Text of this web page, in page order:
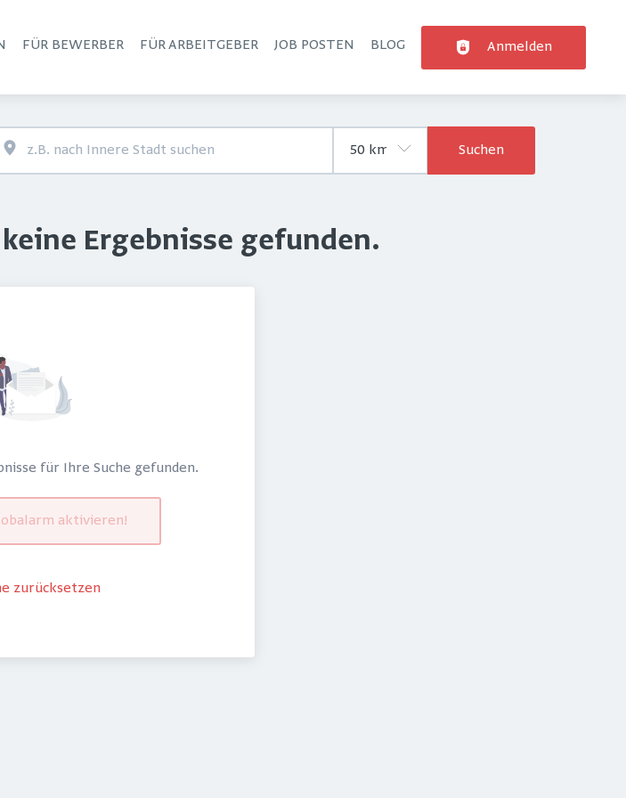
FÜR BEWERBER FÜR ARBEITGEBER JOB POSTEN BLOG Anmelden
Suchen
Ergebnisse gefunden.
für Ihre Suche gefunden.
aktivieren!
zurücksetzen